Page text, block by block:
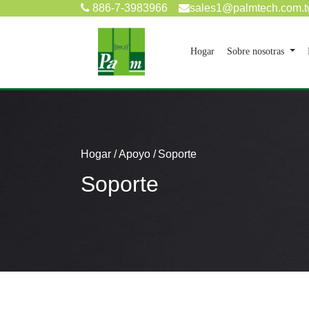
886-7-3983966
Hogar(current)
Sobre nosotras
Hogar Apoyo Soporte
Soporte